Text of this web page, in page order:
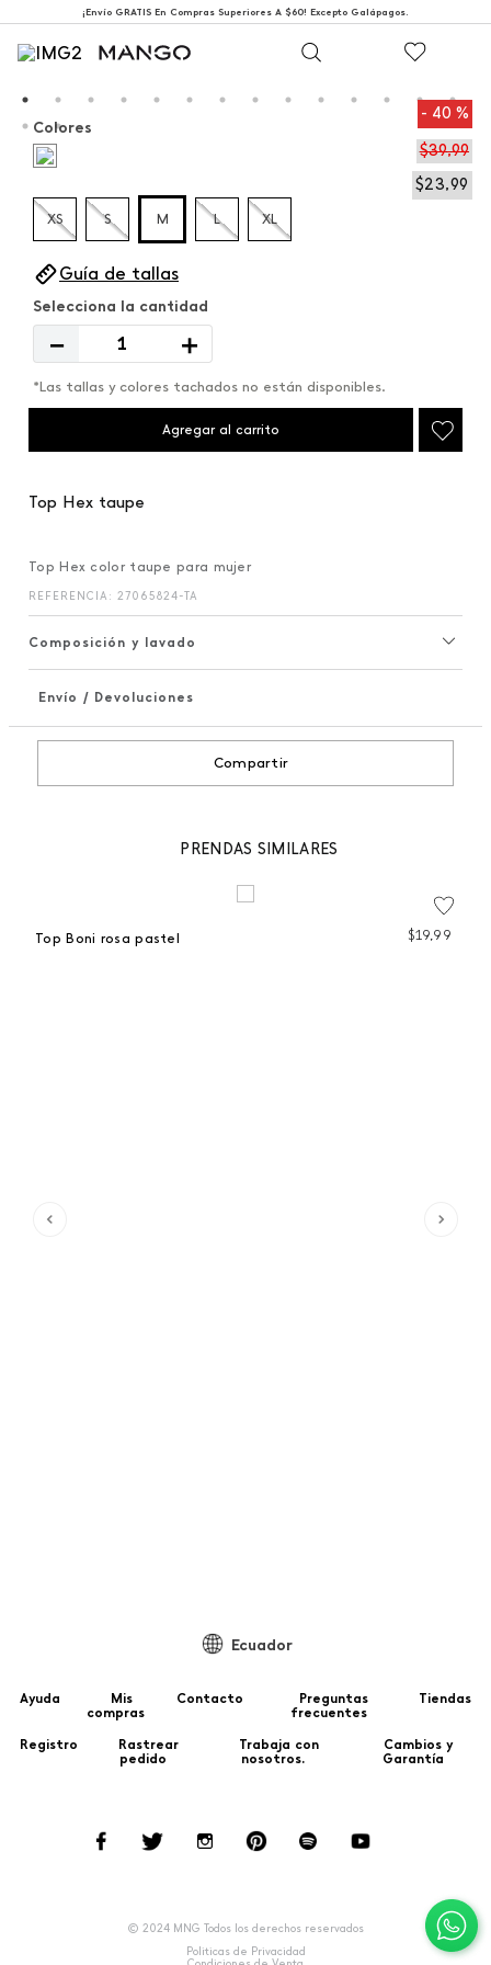
¡Envío GRATIS En Compras Superiores A $60! Excepto Galápagos.
40 %
$39,99
$23,99
Colores
XS S M L XL
Guía de tallas
＋
－
*Las tallas y colores tachados no están disponibles.
Agregar al carrito
Top Hex taupe
Top Hex color taupe para mujer
REFERENCIA : 27065824-TA
Composición y lavado
Envío / Devoluciones
Compartir
PRENDAS SIMILARES
Top Boni rosa pastel $19,99
Ecuador
Ayuda
Mis
compras
Contacto
Preguntas
frecuentes
Tiendas
Registro
Rastrear
pedido
Trabaja con
nosotros.
Cambios y
Garantía
© 2024 MNG Todos los derechos reservados
Politicas de Privacidad